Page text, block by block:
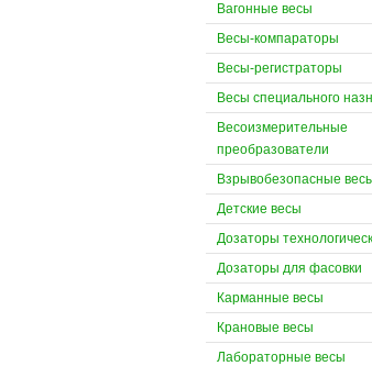
Вагонные весы
Весы-компараторы
Весы-регистраторы
Весы специального
Весоизмерительные
преобразователи
Взрывобезопасные
Детские весы
Дозаторы
Дозаторы для фасовки
Карманные весы
Крановые весы
Лабораторные весы